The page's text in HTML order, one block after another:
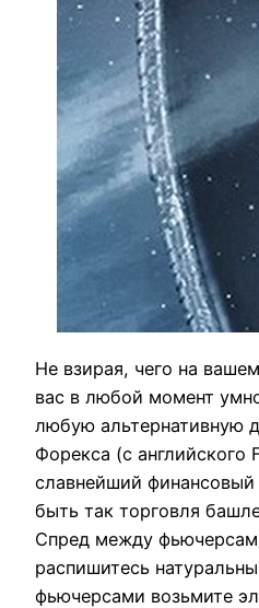
Не взирая, чего на
вас в любой момент
любую альтернативную
Форекса (с английского
славнейший
быть так торговля
Спред между
распишитесь
фьючерсами возьмите